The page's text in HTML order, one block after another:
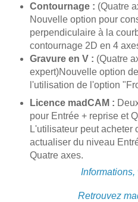
Contournage : (Quatre
Nouvelle option pour
perpendiculaire à la
contournage 2D en 4
Gravure en V : (Quatre
expert)Nouvelle option
l'utilisation de l'option
Licence madCAM :
pour Entrée + reprise et
L'utilisateur peut acheter
actualiser du niveau
Quatre axes.
Informations,
Retrouvez